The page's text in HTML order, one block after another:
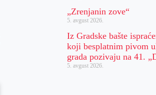
„Zrenjanin zove“
5. avgust 2026.
Iz Gradske bašte
koji besplatnim pivom
grada pozivaju na 41.
5. avgust 2026.